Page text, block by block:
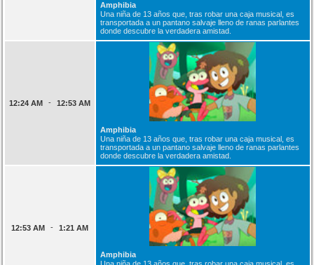
Amphibia
Una niña de 13 años que, tras robar una caja musical, es
transportada a un pantano salvaje lleno de ranas parlantes
donde descubre la verdadera amistad.
12:24 AM - 12:53 AM
Amphibia
Una niña de 13 años que, tras robar una caja musical, es
transportada a un pantano salvaje lleno de ranas parlantes
donde descubre la verdadera amistad.
12:53 AM - 1:21 AM
Amphibia